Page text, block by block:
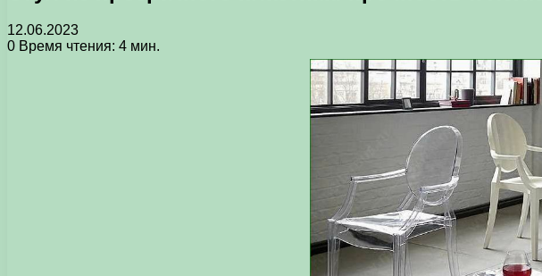
12.06.2023
0 Время чтения: 4 мин.